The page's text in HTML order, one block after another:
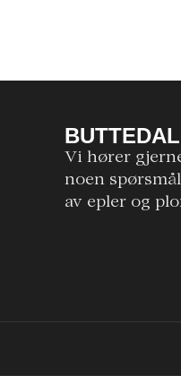
Vi hører
noen
av epler og